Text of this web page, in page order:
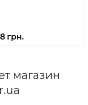
грн.
магазин